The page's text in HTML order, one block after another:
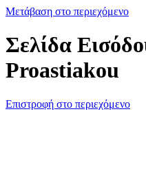
Μετάβαση στο περιεχόμενο
Σελίδα
Proastiakou
Επιστροφή στο περιεχόμενο